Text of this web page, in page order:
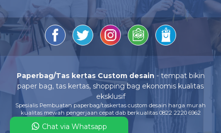
Paperbag/Tas kertas Custom desain - tempat bikin
paper bag, tas kertas, shopping bag ekonomis kualitas
eksklusif
Spesialis Pembuatan paperbag/taskertas custom desain harga murah
kualitas mewah pengerjaan cepat dab berkualitas 0822 2220 6962
Chat via Whatsapp